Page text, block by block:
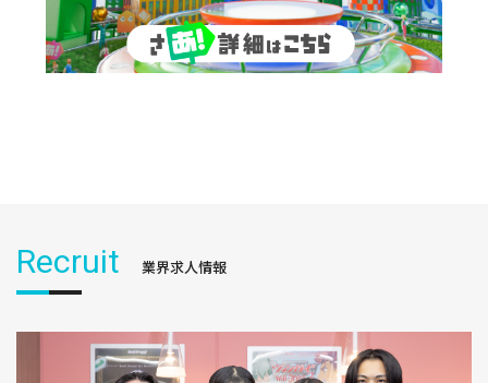
Recruit 業界求人情報